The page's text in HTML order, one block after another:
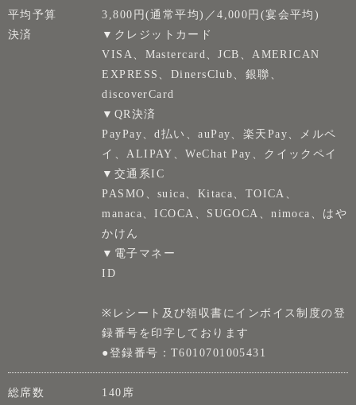
平均予算
3,800円(通常平均)／4,000円(宴会平均)
決済
▼クレジットカード
VISA、Mastercard、JCB、AMERICAN
EXPRESS、DinersClub、銀聯、
discoverCard
▼QR決済
PayPay、d払い、auPay、楽天Pay、メルペ
イ、ALIPAY、WeChat Pay、クイックペイ
▼交通系IC
PASMO、suica、Kitaca、TOICA、
manaca、ICOCA、SUGOCA、nimoca、はや
かけん
▼電子マネー
ID
※レシート及び領収書にインボイス制度の登
録番号を印字しております
●登録番号：T6010701005431
総席数
140席